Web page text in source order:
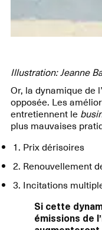
Illustration: Jeanne
Or, la dynamique de
opposée. Les
entretiennent le
plus mauvaises
1. Prix dérisoires
2. Renouvellement
3. Incitations
Si cette
émissions de